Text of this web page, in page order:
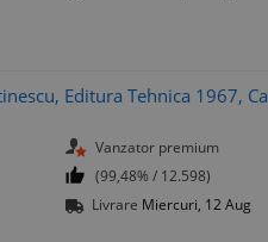
Editura Tehnica 1967,
Vanzator premium
(99,48% / 12.598)
Livrare Miercuri, 12 Aug